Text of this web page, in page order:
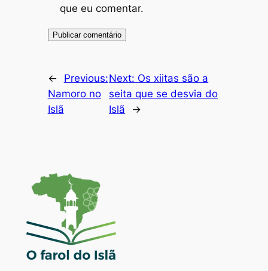
que eu comentar.
←
Previous:
Namoro no
Islã
Next: Os xiitas são a
seita que se desvia do
Islã
→